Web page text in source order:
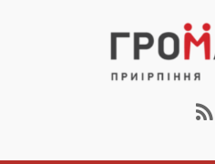
Громада